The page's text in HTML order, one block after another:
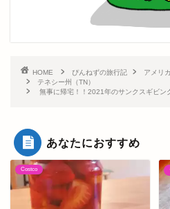
HOME ぴんねずの旅行記 アメリ
テネシー州（TN）
無事に帰宅！！2021年のサンクスギビン
あなたにおすすめ
Costco